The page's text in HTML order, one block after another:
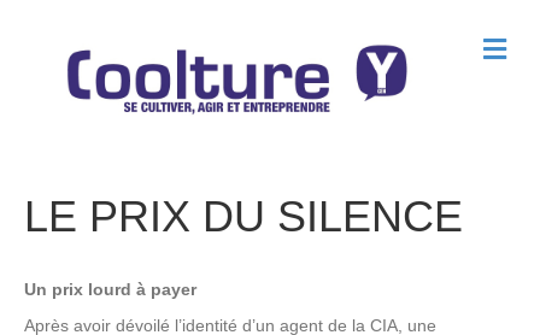
M
e
LE PRIX DU SILENCE
Un prix lourd à payer
Après avoir dévoilé l’identité d’un agent de la CIA, une